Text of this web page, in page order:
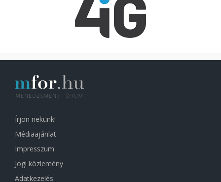
Írjon nekünk!
Médiaajánlat
Impresszum
Jogi közlemény
Adatkezelés